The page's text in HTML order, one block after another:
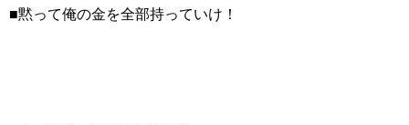
■黙って俺の金を全部持っていけ！